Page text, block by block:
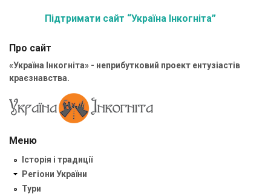
Підтримати сайт “Україна Інкогніта”
Про сайт
«Україна Інкогніта» - неприбутковий проект ентузіастів
краєзнавства.
Меню
Історія і традиції
Регіони України
Тури